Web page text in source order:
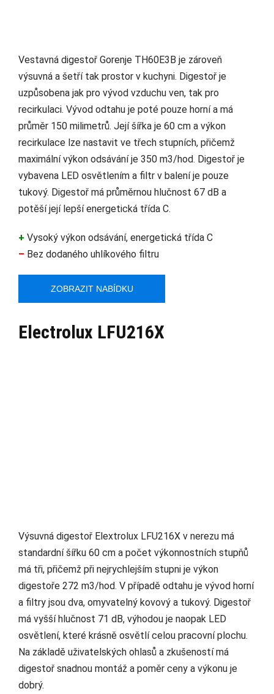
Vestavná digestoř Gorenje TH60E3B je zároveň
výsuvná a šetří tak prostor v kuchyni. Digestoř je
uzpůsobena jak pro vývod vzduchu ven, tak pro
recirkulaci. Vývod odtahu je poté pouze horní a má
průměr 150 milimetrů. Její šířka je 60 cm a výkon
recirkulace lze nastavit ve třech stupních, přičemž
maximální výkon odsávání je 350 m3/hod. Digestoř je
vybavena LED osvětlením a filtr v balení je pouze
tukový. Digestoř má průměrnou hlučnost 67 dB a
potěší její lepší energetická třída C.
+ Vysoký výkon odsávání, energetická třída C
– Bez dodaného uhlíkového filtru
ZOBRAZIT NABÍDKU
Electrolux LFU216X
Výsuvná digestoř Elextrolux LFU216X v nerezu má
standardní šířku 60 cm a počet výkonnostních stupňů
má tři, přičemž při nejrychlejším stupni je výkon
digestoře 272 m3/hod. V případě odtahu je vývod horní
a filtry jsou dva, omyvatelný kovový a tukový. Digestoř
má vyšší hlučnost 71 dB, výhodou je naopak LED
osvětlení, které krásně osvětlí celou pracovní plochu.
Na základě uživatelských ohlasů a zkušeností má
digestoř snadnou montáž a poměr ceny a výkonu je
dobrý.